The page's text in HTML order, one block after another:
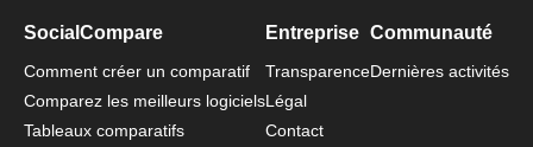
SocialCompare
Comment créer un comparatif
Comparez les meilleurs logiciels
Tableaux comparatifs
Entreprise
Transparence
Légal
Contact
Communauté
Dernières activités